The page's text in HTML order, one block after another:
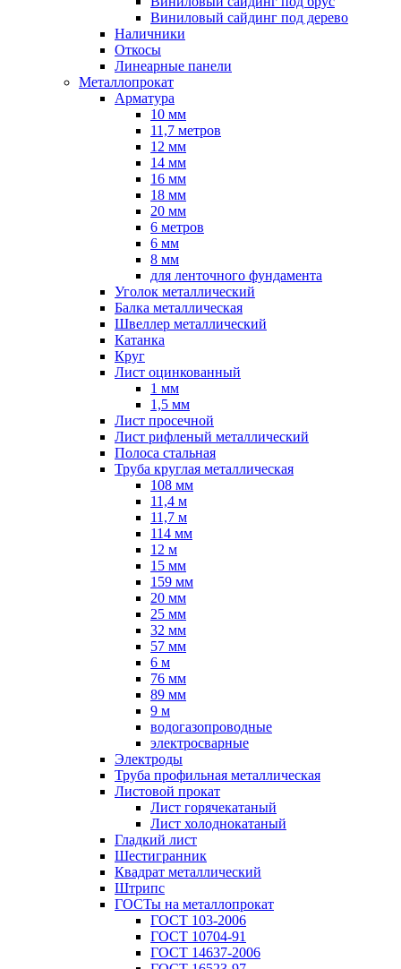
Виниловый сайдинг под дерево
Наличники
Откосы
Линеарные панели
Металлопрокат
Арматура
10 мм
11,7 метров
12 мм
14 мм
16 мм
18 мм
20 мм
6 метров
6 мм
8 мм
для ленточного фундамента
Уголок металлический
Балка металлическая
Швеллер металлический
Катанка
Круг
Лист оцинкованный
1 мм
1,5 мм
Лист просечной
Лист рифленый металлический
Полоса стальная
Труба круглая металлическая
108 мм
11,4 м
11,7 м
114 мм
12 м
15 мм
159 мм
20 мм
25 мм
32 мм
57 мм
6 м
76 мм
89 мм
9 м
водогазопроводные
электросварные
Электроды
Труба профильная металлическая
Листовой прокат
Лист горячекатаный
Лист холоднокатаный
Гладкий лист
Шестигранник
Квадрат металлический
Штрипс
ГОСТы на металлопрокат
ГОСТ 103-2006
ГОСТ 10704-91
ГОСТ 14637-2006